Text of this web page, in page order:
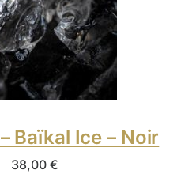
Baïkal Ice – Noir
38,00 €